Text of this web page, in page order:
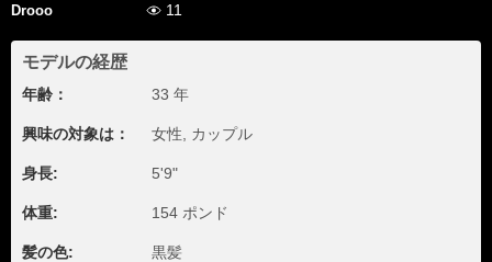
Drooo 11
モデルの経歴
年齢： 33 年
興味の対象は： 女性, カップル
身長: 5'9"
体重: 154 ポンド
髪の色: 黒髪